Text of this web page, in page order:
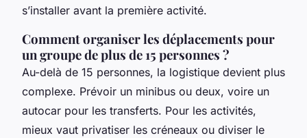
s’installer avant la première activité.
Comment organiser les déplacements pour
un groupe de plus de 15 personnes ?
Au-delà de 15 personnes, la logistique devient plus
complexe. Prévoir un minibus ou deux, voire un
autocar pour les transferts. Pour les activités,
mieux vaut privatiser les créneaux ou diviser le